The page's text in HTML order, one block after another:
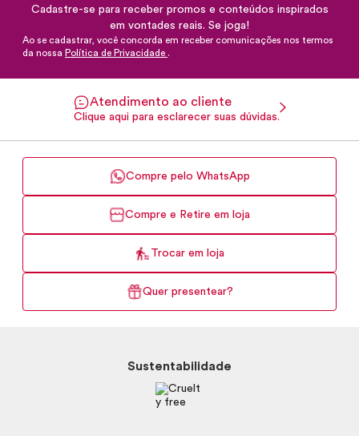
Cadastre-se para receber promos e conteúdos inspirados
em vontades reais. Se joga!
Ao se cadastrar, você concorda em receber comunicações nos termos
da nossa Política de Privacidade .
Atendimento ao cliente
Clique aqui para esclarecer suas dúvidas.
Compre pelo WhatsApp
Compre e Retire em loja
Trocar em loja
Quer presentear?
Sustentabilidade